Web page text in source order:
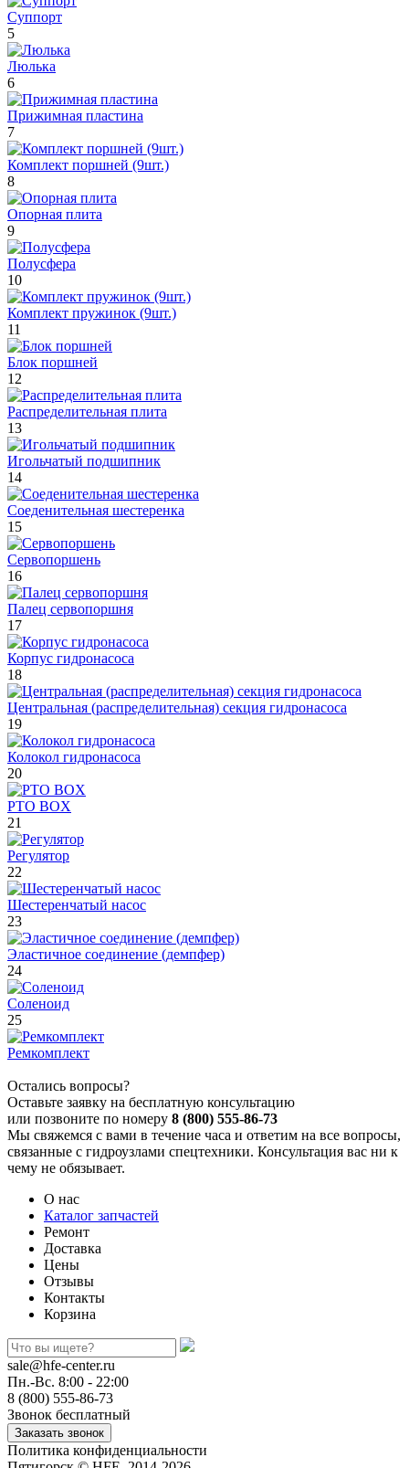
Суппорт
5
Люлька
6
Прижимная пластина
7
Комплект поршней (9шт.)
8
Опорная плита
9
Полусфера
10
Комплект пружинок (9шт.)
11
Блок поршней
12
Распределительная плита
13
Игольчатый подшипник
14
Соеденительная шестеренка
15
Сервопоршень
16
Палец сервопоршня
17
Корпус гидронасоса
18
Центральная (распределительная) секция гидронасоса
19
Колокол гидронасоса
20
PTO BOX
21
Регулятор
22
Шестеренчатый насос
23
Эластичное соединение (демпфер)
24
Соленоид
25
Ремкомплект
Остались вопросы?
Оставьте заявку на бесплатную консультацию
или позвоните по номеру 8 (800) 555-86-73
Мы свяжемся с вами в течение часа и ответим на все вопросы,
связанные с гидроузлами спецтехники. Консультация вас ни к
чему не обязывает.
О нас
Каталог запчастей
Ремонт
Доставка
Цены
Отзывы
Контакты
Корзина
sale@hfe-center.ru
Пн.-Вс. 8:00 - 22:00
8 (800) 555-86-73
Звонок бесплатный
Политика конфиденциальности